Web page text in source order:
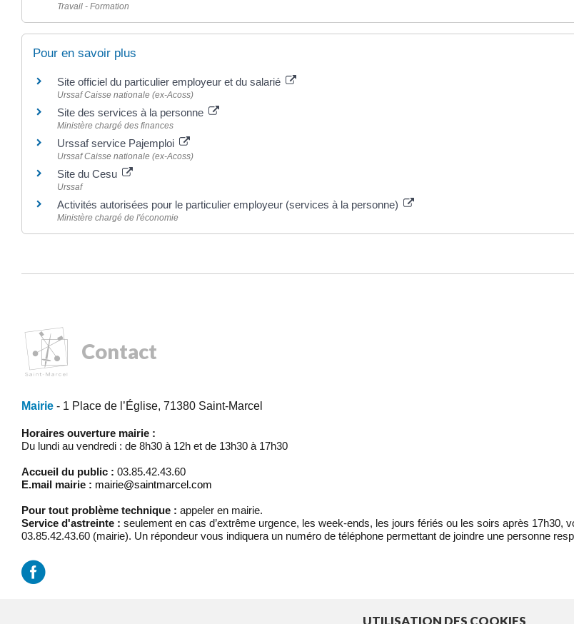
Travail - Formation
Pour en savoir plus
Site officiel du particulier employeur et du salarié
Urssaf Caisse nationale (ex-Acoss)
Site des services à la personne
Ministère chargé des finances
Urssaf service Pajemploi
Urssaf Caisse nationale (ex-Acoss)
Site du Cesu
Urssaf
Activités autorisées pour le particulier employeur (services à la personne)
Ministère chargé de l'économie
Contact
Mairie - 1 Place de l’Église, 71380 Saint-Marcel
Horaires ouverture mairie :
Du lundi au vendredi : de 8h30 à 12h et de 13h30 à 17h30
Accueil du public : 03.85.42.43.60
E.mail mairie : mairie@saintmarcel.com
Pour tout problème technique : appeler en mairie.
Service d'astreinte : seulement en cas d’extrême urgence, les week-ends, les jours fériés ou les soirs après 17h30,
03.85.42.43.60 (mairie). Un répondeur vous indiquera un numéro de téléphone permettant de joindre une personne
UTILISATION DES COOKIES